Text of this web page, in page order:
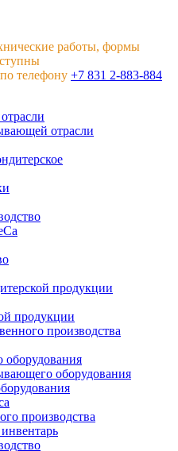
работы, формы
телефону +7 831 2-883-884
отрасли
продукции
продукции
производства
оборудования
оборудования
производства